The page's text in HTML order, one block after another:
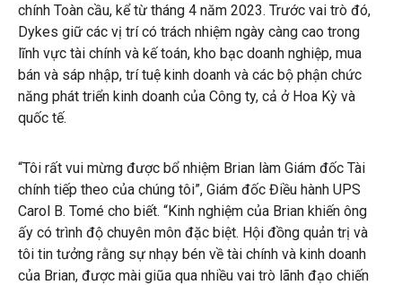
chính Toàn cầu, kể từ tháng 4 năm 2023. Trước vai trò đó,
Dykes giữ các vị trí có trách nhiệm ngày càng cao trong
lĩnh vực tài chính và kế toán, kho bạc doanh nghiệp, mua
bán và sáp nhập, trí tuệ kinh doanh và các bộ phận chức
năng phát triển kinh doanh của Công ty, cả ở Hoa Kỳ và
quốc tế.
“Tôi rất vui mừng được bổ nhiệm Brian làm Giám đốc Tài
chính tiếp theo của chúng tôi”, Giám đốc Điều hành UPS
Carol B. Tomé cho biết. “Kinh nghiệm của Brian khiến ông
ấy có trình độ chuyên môn đặc biệt. Hội đồng quản trị và
tôi tin tưởng rằng sự nhạy bén về tài chính và kinh doanh
của Brian, được mài giũa qua nhiều vai trò lãnh đạo chiến